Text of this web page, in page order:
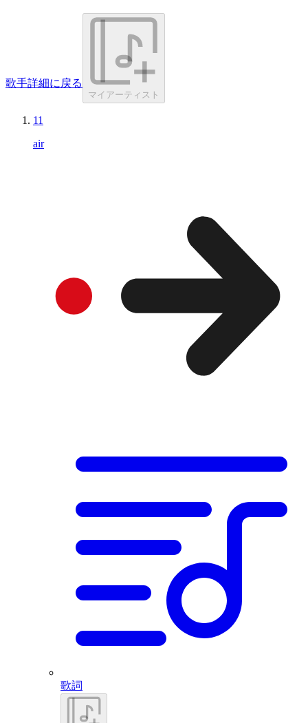
歌手詳細に戻る
マイアーティスト
11
air
歌詞